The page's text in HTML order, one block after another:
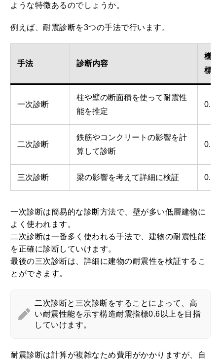
ような特徴あるのでしょうか。
例えば、耐震診断を3つの手法で行います。
手法 診断内容
構
標
一次診断
柱や壁の断面積を使って耐震性
能を推定
0.8
二次診断
鉄筋やコンクリートの影響を計
算して診断
0.6
三次診断 梁の影響を考えて詳細に検証 0.6
一次診断は簡易的な診断方法で、壁が多い低層建物に
よく使われます。
二次診断は一番多く使われる手法で、建物の耐震性能
を正確に診断していけます。
最後の三次診断は、詳細に建物の耐震性を検証するこ
とができます。
二次診断と三次診断をすることによって、高
い耐震性能を示す構造耐震指標0.6以上を目指
していけます。
耐震診断は計算が複雑なため費用がかかりますが、自